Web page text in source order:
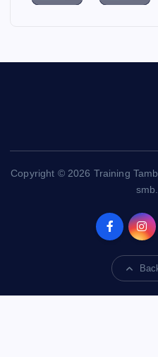
Copyright © 2026 Training